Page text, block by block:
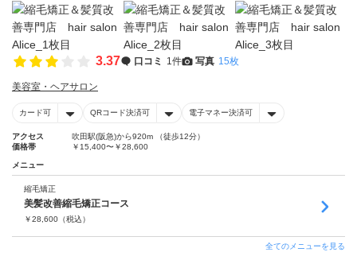
3.37 口コミ 1件 写真 15枚
美容室・ヘアサロン
カード可 QRコード決済可 電子マネー決済可
アクセス
吹田駅(阪急)から920m （徒歩12分）
価格帯
￥15,400〜￥28,600
メニュー
縮毛矯正
美髪改善縮毛矯正コース
￥28,600 （税込）
全てのメニューを見る